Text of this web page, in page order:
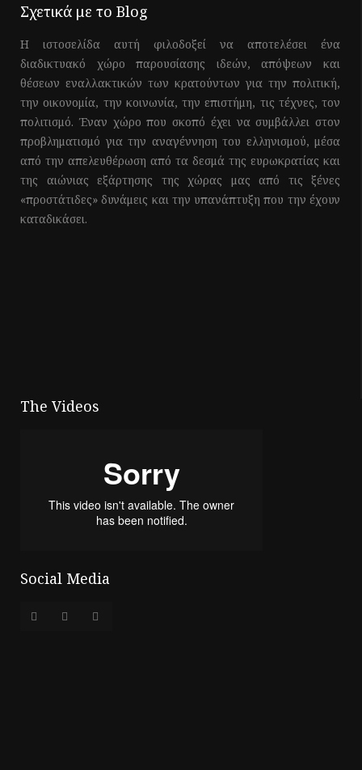
Σχετικά με το Blog
Η ιστοσελίδα αυτή φιλοδοξεί να αποτελέσει ένα
διαδικτυακό χώρο παρουσίασης ιδεών, απόψεων και
θέσεων εναλλακτικών των κρατούντων για την πολιτική,
την οικονομία, την κοινωνία, την επιστήμη, τις τέχνες, τον
πολιτισμό. Έναν χώρο που σκοπό έχει να συμβάλλει στον
προβληματισμό για την αναγέννηση του ελληνισμού, μέσα
από την απελευθέρωση από τα δεσμά της ευρωκρατίας και
της αιώνιας εξάρτησης της χώρας μας από τις ξένες
«προστάτιδες» δυνάμεις και την υπανάπτυξη που την έχουν
καταδικάσει.
The Videos
Social Media